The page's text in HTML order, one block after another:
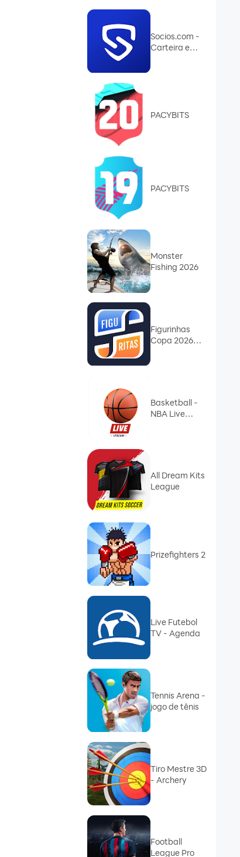
Socios.com -
Carteira e
PACYBITS
PACYBITS
Monster
Fishing 2026
Figurinhas
Copa 2026
Basketball -
NBA Live
All Dream Kits
League
Prizefighters 2
Live Futebol
TV - Agenda
Tennis Arena -
jogo de tênis
Tiro Mestre 3D
- Archery
Football
League Pro